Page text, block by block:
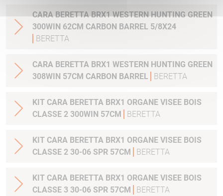
CARA BERETTA BRX1 WESTERN HUNTING GREEN
300WIN 62CM CARBON BARREL 5/8X24
BERETTA
CARA BERETTA BRX1 WESTERN HUNTING GREEN
308WIN 57CM CARBON BARREL
BERETTA
KIT CARA BERETTA BRX1 ORGANE VISEE BOIS
CLASSE 2 300WIN 57CM
BERETTA
KIT CARA BERETTA BRX1 ORGANE VISEE BOIS
CLASSE 2 30-06 SPR 57CM
BERETTA
KIT CARA BERETTA BRX1 ORGANE VISEE BOIS
CLASSE 3 30-06 SPR 57CM
BERETTA